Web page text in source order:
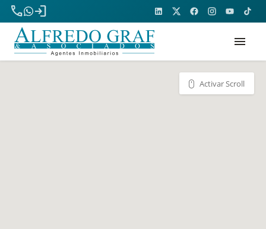
phone
login
menu
Activar Scroll